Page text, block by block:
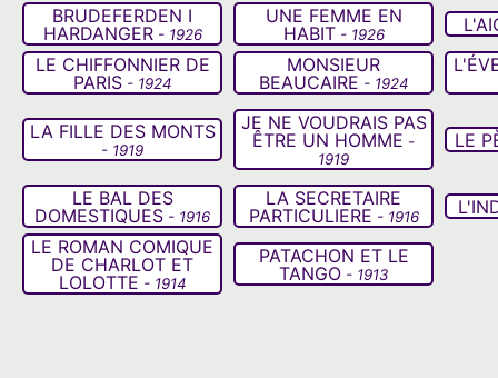
BRUDEFERDEN I
HARDANGER- 1926
UNE FEMME EN
HABIT- 1926
LE CHIFFONNIER DE
PARIS- 1924
MONSIEUR
BEAUCAIRE - 1924
LA FILLE DES MONTS
- 1919
JE NE VOUDRAIS PAS
ÊTRE UN HOMME -
1919
LE
LE BAL DES
DOMESTIQUES - 1916
LA SECRETAIRE
PARTICULIERE - 1916
LE ROMAN COMIQUE
DE CHARLOT ET
LOLOTTE - 1914
PATACHON ET LE
TANGO - 1913